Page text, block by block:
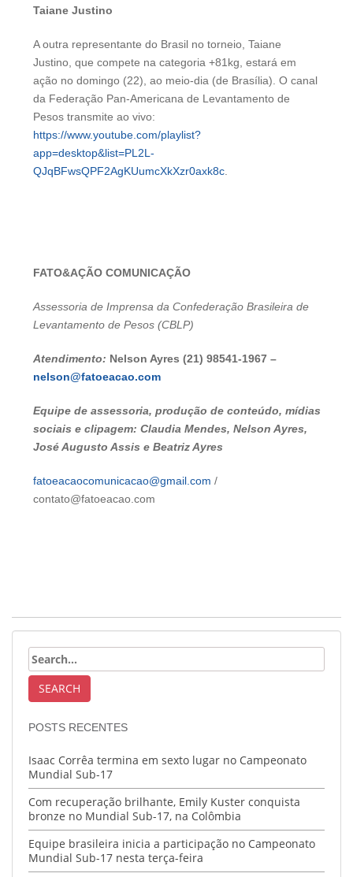
Taiane Justino
A outra representante do Brasil no torneio, Taiane
Justino, que compete na categoria +81kg, estará em
ação no domingo (22), ao meio-dia (de Brasília). O canal
da Federação Pan-Americana de Levantamento de
Pesos transmite ao vivo:
https://www.youtube.com/playlist?
app=desktop&list=PL2L-
QJqBFwsQPF2AgKUumcXkXzr0axk8c
FATO&AÇÃO COMUNICAÇÃO
Assessoria de Imprensa da Confederação Brasileira de
Levantamento de Pesos (CBLP)
Atendimento: Nelson Ayres (21) 98541-1967 –
nelson@fatoeacao.com
Equipe de assessoria, produção de conteúdo, mídias
sociais e clipagem: Claudia Mendes, Nelson Ayres,
José Augusto Assis e Beatriz Ayres
fatoeacaocomunicacao@gmail.com /
contato@fatoeacao.com
POSTS RECENTES
Isaac Corrêa termina em sexto lugar no Campeonato
Mundial Sub-17
Com recuperação brilhante, Emily Kuster conquista
bronze no Mundial Sub-17, na Colômbia
Equipe brasileira inicia a participação no Campeonato
Mundial Sub-17 nesta terça-feira